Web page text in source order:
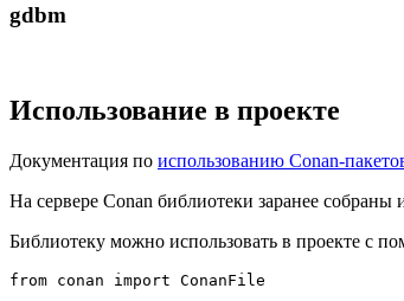
gdbm
Использование в проекте
Документация по использованию Conan-
На сервере Conan библиотеки заранее
Библиотеку можно использовать в проекте с
from conan import ConanFile